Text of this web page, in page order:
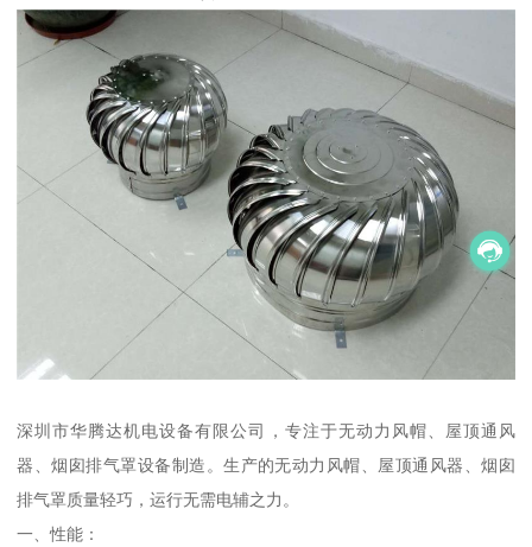
深圳市华腾达机电设备有限公司，专注于无动力风帽、屋顶通风
器、烟囱排气罩设备制造。生产的无动力风帽、屋顶通风器、烟囱
排气罩质量轻巧，运行无需电辅之力。
一、性能：